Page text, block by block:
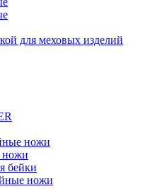
для меховых изделий
ножи
ножи
бейки
ножи